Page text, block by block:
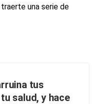
tus
salud, y hace